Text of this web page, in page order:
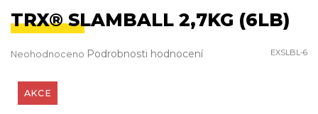
TRX® SLAMBALL 2,7KG (6LB)
EXSLBL-6
Průměrné
produktu
0,0
Neohodnoceno Podrobnosti hodnocení
AKCE